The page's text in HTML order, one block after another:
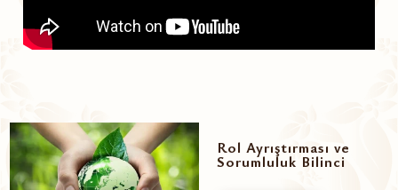
Rol Ayrıştırması ve
Sorumluluk Bilinci